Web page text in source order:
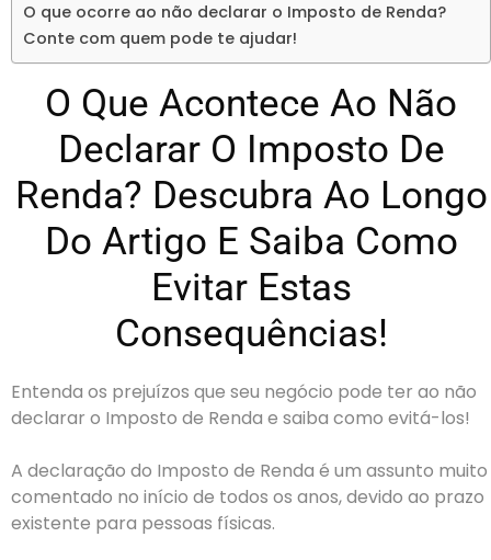
O que ocorre ao não declarar o Imposto de Renda?
Conte com quem pode te ajudar!
O Que Acontece Ao Não
Declarar O Imposto De
Renda? Descubra Ao Longo
Do Artigo E Saiba Como
Evitar Estas
Consequências!
Entenda os prejuízos que seu negócio pode ter ao não
declarar o Imposto de Renda e saiba como evitá-los!
A declaração do Imposto de Renda é um assunto muito
comentado no início de todos os anos, devido ao prazo
existente para pessoas físicas.